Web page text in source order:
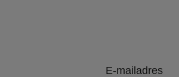
E-mailadres